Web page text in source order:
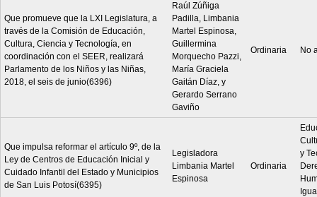
Que promueve que la LXI Legislatura, a
través de la Comisión de Educación,
Cultura, Ciencia y Tecnología, en
coordinación con el SEER, realizará
Parlamento de los Niños y las Niñas,
2018, el seis de junio(6396)
Raúl Zúñiga
Padilla, Limbania
Martel Espinosa,
Guillermina
Morquecho Pazzi,
María Graciela
Gaitán Díaz, y
Gerardo Serrano
Gaviño
Ordinaria No
Que impulsa reformar el artículo 9º, de la
Ley de Centros de Educación Inicial y
Cuidado Infantil del Estado y Municipios
de San Luis Potosí(6395)
Legisladora
Limbania Martel
Espinosa
Ordinaria
y